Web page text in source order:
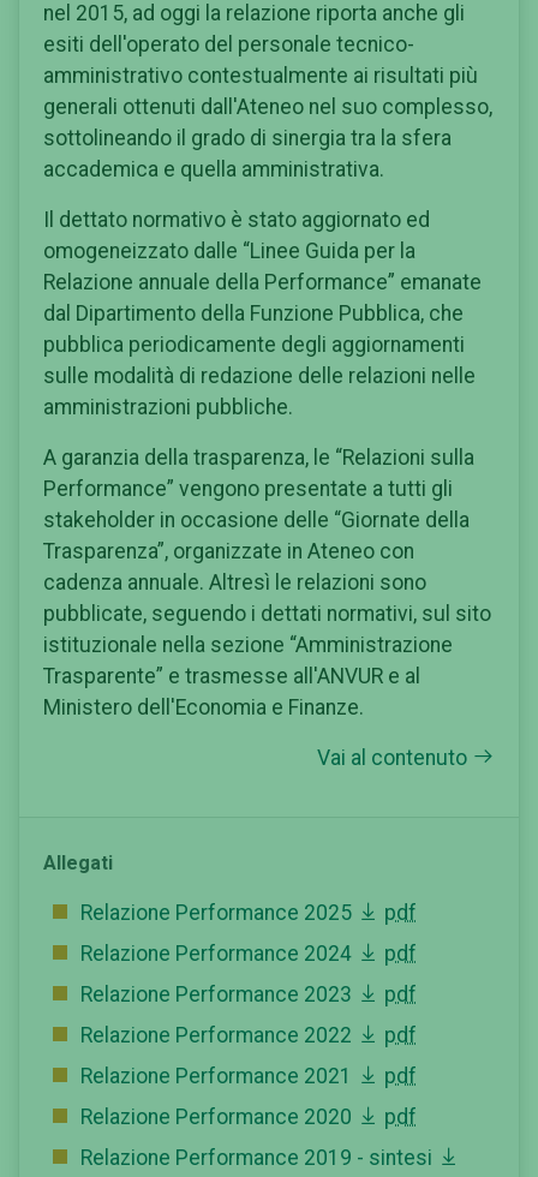
nel 2015, ad oggi la relazione riporta anche gli
esiti dell'operato del personale tecnico-
amministrativo contestualmente ai risultati più
generali ottenuti dall'Ateneo nel suo complesso,
sottolineando il grado di sinergia tra la sfera
accademica e quella amministrativa.
Il dettato normativo è stato aggiornato ed
omogeneizzato dalle “Linee Guida per la
Relazione annuale della Performance” emanate
dal Dipartimento della Funzione Pubblica, che
pubblica periodicamente degli aggiornamenti
sulle modalità di redazione delle relazioni nelle
amministrazioni pubbliche.
A garanzia della trasparenza, le “Relazioni sulla
Performance” vengono presentate a tutti gli
stakeholder in occasione delle “Giornate della
Trasparenza”, organizzate in Ateneo con
cadenza annuale. Altresì le relazioni sono
pubblicate, seguendo i dettati normativi, sul sito
istituzionale nella sezione “Amministrazione
Trasparente” e trasmesse all'ANVUR e al
Ministero dell'Economia e Finanze.
Vai al contenuto
Allegati
Relazione Performance 2025
pdf
Relazione Performance 2024
pdf
Relazione Performance 2023
pdf
Relazione Performance 2022
pdf
Relazione Performance 2021
pdf
Relazione Performance 2020
pdf
Relazione Performance 2019 - sintesi